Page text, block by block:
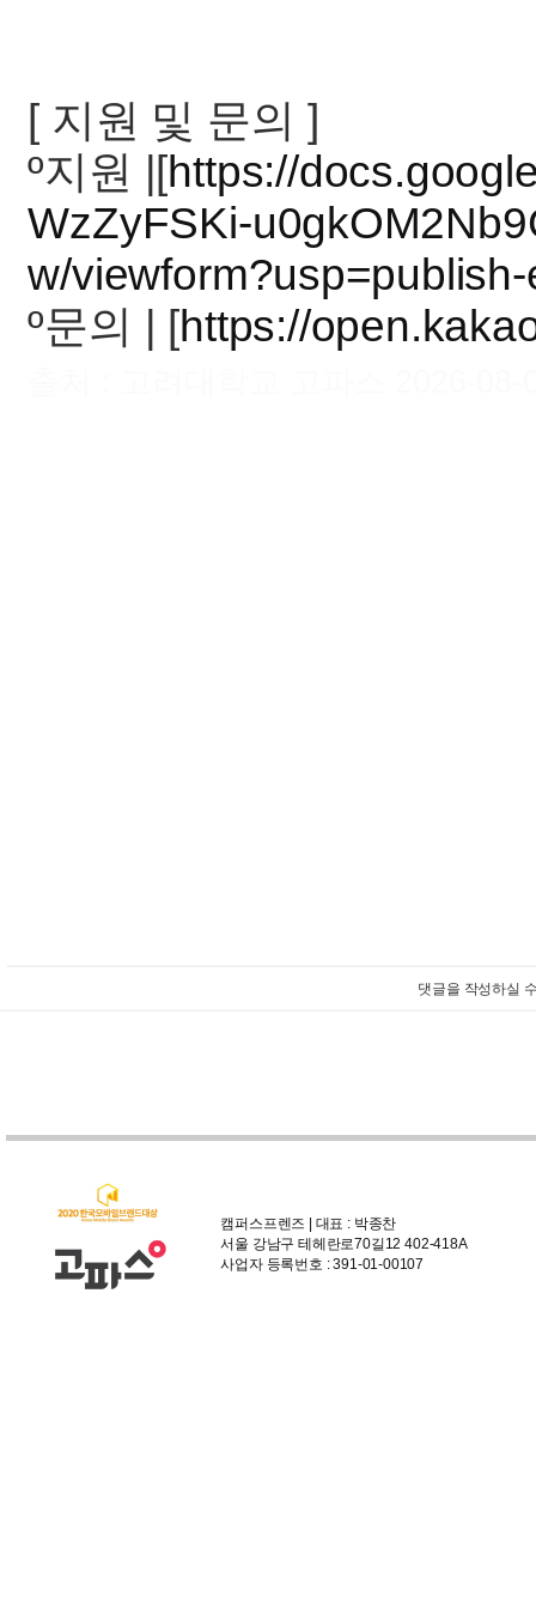
[ 지원 및 문의 ]
º지원 |[https://
WzZyFSKi-
w/
º문의 | [https://
댓글을 작성하실
캠퍼스프렌즈 | 대표 : 박종찬
서울 강남구 테헤란로70길12 402-418A
사업자 등록번호 : 391-01-00107